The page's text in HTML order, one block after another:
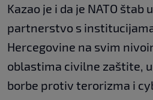
Kazao je i da je NATO
partnerstvo s
Hercegovine na svim
oblastima civilne zaštite,
borbe protiv terorizma i